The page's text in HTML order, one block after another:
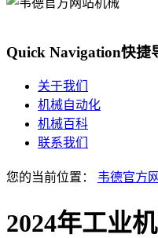
Quick Navigation快捷
关于我们
机械自动化
机械百科
联系我们
您的当前位置： 韦德官方
2024年工业